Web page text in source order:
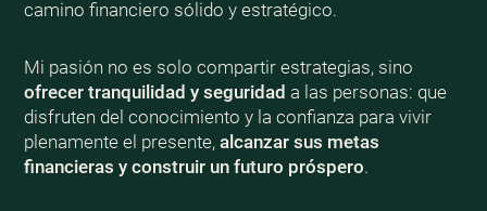
camino financiero sólido y estratégico.
Mi pasión no es solo compartir estrategias, sino
ofrecer tranquilidad y seguridad a las personas: que
disfruten del conocimiento y la confianza para vivir
plenamente el presente, alcanzar sus metas
financieras y construir un futuro próspero.